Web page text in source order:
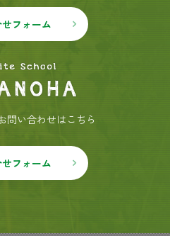
フォーム
問い合わせはこちら
フォーム